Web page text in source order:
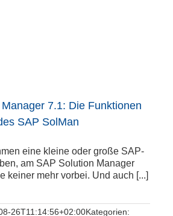
7.1: Die Funktionen
SAP SolMan
eine kleine oder große SAP-
am SAP Solution Manager
keiner mehr vorbei. Und auch [...]
26T11:14:56+02:00Kategorien: